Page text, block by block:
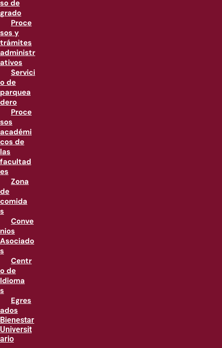
so de
grado
Proce
sos y
trámites
administr
ativos
Servici
o de
parquea
dero
Proce
sos
académi
cos de
las
facultad
es
Zona
de
comida
s
Conve
nios
Asociado
s
Centr
o de
Idioma
s
Egres
ados
Bienestar
Universit
ario